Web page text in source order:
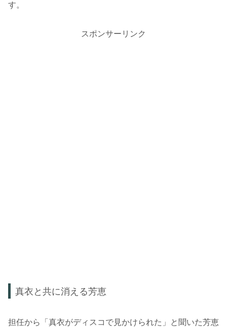
す。
スポンサーリンク
真衣と共に消える芳恵
担任から「真衣がディスコで見かけられた」と聞いた芳恵